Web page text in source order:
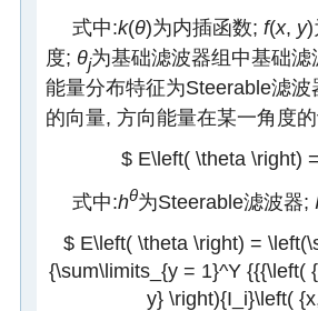
式中:k(θ)为内插函数; f(x, y)
度; θj为基础滤波器组中基础
能量分布特征为Steerable滤
的向量, 方向能量在某一角度
$ E\left( \theta \right)
式中:hθ为Steerable滤波器;
$ E\left( \theta \right) =
{\sum\limits_{y = 1}^Y {{{\left(
y} \right){I_i}\left(